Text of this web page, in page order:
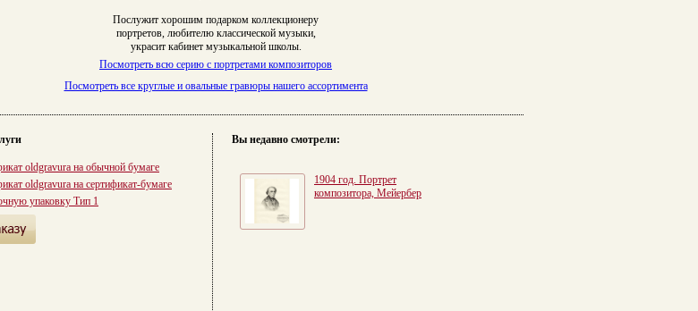
Послужит хорошим подарком коллекционеру
портретов, любителю классической музыки,
украсит кабинет музыкальной школы.
Посмотреть всю серию с портретами композиторов
Посмотреть все круглые и овальные гравюры нашего ассортимента
oldgravura на обычной бумаге
oldgravura на сертификат-бумаге
упаковку Тип 1
Вы недавно смотрели:
1904 год. Портрет
композитора, Мейербер